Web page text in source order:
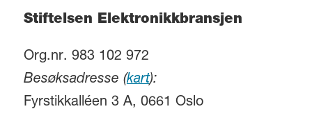
Stiftelsen Elektronikkbransjen
Org.nr. 983 102 972
Besøksadresse (kart):
Fyrstikkalléen 3 A, 0661 Oslo